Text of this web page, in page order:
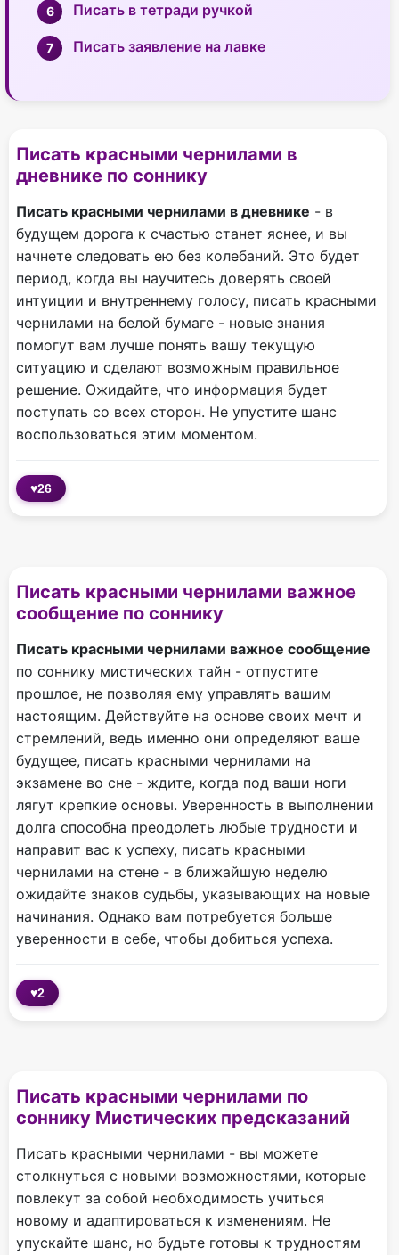
Писать в тетради ручкой
Писать заявление на лавке
Писать красными чернилами в
дневнике по соннику
Писать красными чернилами в дневнике - в
будущем дорога к счастью станет яснее, и вы
начнете следовать ею без колебаний. Это будет
период, когда вы научитесь доверять своей
интуиции и внутреннему голосу, писать красными
чернилами на белой бумаге - новые знания
помогут вам лучше понять вашу текущую
ситуацию и сделают возможным правильное
решение. Ожидайте, что информация будет
поступать со всех сторон. Не упустите шанс
воспользоваться этим моментом.
♥26
Писать красными чернилами важное
сообщение по соннику
Писать красными чернилами важное сообщение
по соннику мистических тайн - отпустите
прошлое, не позволяя ему управлять вашим
настоящим. Действуйте на основе своих мечт и
стремлений, ведь именно они определяют ваше
будущее, писать красными чернилами на
экзамене во сне - ждите, когда под ваши ноги
лягут крепкие основы. Уверенность в выполнении
долга способна преодолеть любые трудности и
направит вас к успеху, писать красными
чернилами на стене - в ближайшую неделю
ожидайте знаков судьбы, указывающих на новые
начинания. Однако вам потребуется больше
уверенности в себе, чтобы добиться успеха.
♥2
Писать красными чернилами по
соннику Мистических предсказаний
Писать красными чернилами - вы можете
столкнуться с новыми возможностями, которые
повлекут за собой необходимость учиться
новому и адаптироваться к изменениям. Не
упускайте шанс, но будьте готовы к трудностям